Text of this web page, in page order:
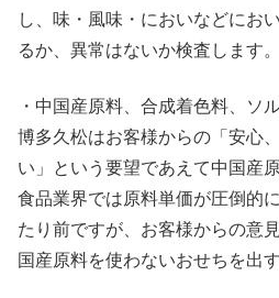
し、味・風味・においなどにお
るか、異常はないか検査します。
・中国産原料、合成着色料、ソ
博多久松はお客様からの「安心
い」という要望であえて中国産
食品業界では原料単価が圧倒的
たり前ですが、お客様からの意
国産原料を使わないおせちを出